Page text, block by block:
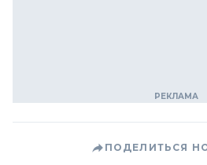
ПОДЕЛИТЬСЯ